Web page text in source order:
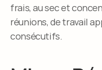
frais, au sec et
réunions, de travail
consécutifs.